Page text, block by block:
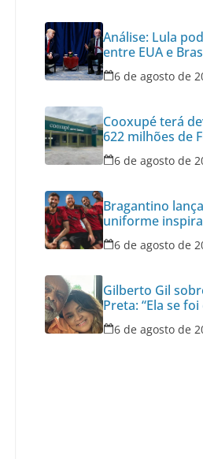
Análise: Lula
entre EUA e
para Trump
6 de agosto de
Cooxupé terá
622 milhões de
6 de agosto de
Bragantino
uniforme
categorias de
6 de agosto de
Gilberto Gil
Preta: “Ela se
coisa”
6 de agosto de